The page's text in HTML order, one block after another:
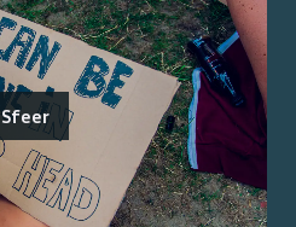
Sfeer